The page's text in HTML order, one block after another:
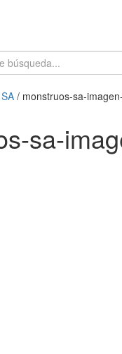
/ monstruos-sa-
sa-